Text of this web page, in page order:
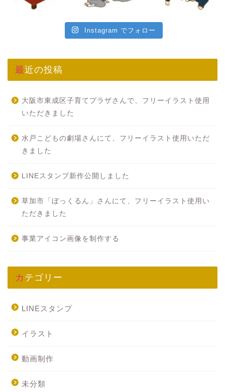
Instagram でフォロー
最近の投稿
大阪市東成区子育てプラザさんで、フリーイラスト使用
いただきました
水戸こどもの劇場さんにて、フリーイラスト使用いただ
きました
LINEスタンプ新作公開しました
草加市「ぼっくるん」さんにて、フリーイラスト使用い
ただきました
事業アイコン画像を制作する
カテゴリー
LINEスタンプ
イラスト
動画制作
未分類